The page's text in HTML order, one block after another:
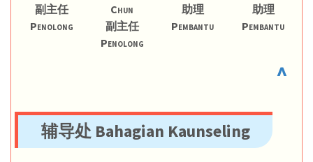
副主任
Penolong
Chun
副主任
Penolong
助理
Pembantu
助理
Pembantu
^
辅导处 Bahagian Kaunseling